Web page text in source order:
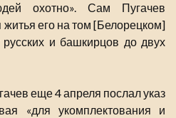
охотно». Сам Пугачев
житья его на том [Белорецком]
и башкирцов до двух
еще 4 апреля послал указ
«для укомплектования и